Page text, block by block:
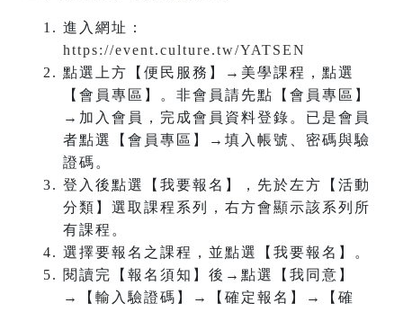
進入網址：
https://event.culture.tw/YATSEN
點選上方【便民服務】→美學課程，點選
【會員專區】。非會員請先點【會員專區】
→加入會員，完成會員資料登錄。已是會員
者點選【會員專區】→填入帳號、密碼與驗
證碼。
登入後點選【我要報名】，先於左方【活動
分類】選取課程系列，右方會顯示該系列所
有課程。
選擇要報名之課程，並點選【我要報名】。
閱讀完【報名須知】後→點選【我同意】
→【輸入驗證碼】→【確定報名】→【確